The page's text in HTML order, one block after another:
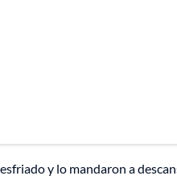
y lo mandaron a